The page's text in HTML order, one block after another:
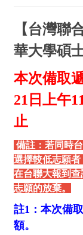
【台灣聯
華大學碩
本次備取
21 日上午
止
備註：若同時
選擇較低志願
在台聯大報到
志願的放棄。
註1：本次備
額。